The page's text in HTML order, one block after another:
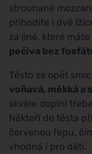
strouhané
přihodíte i dvě
za jiné, které
pečiva bez
Těsto se opět
voňavá, měkká a
skvěle doplní
Někteří do těsta
červenou řepu,
vhodná i pro děti.